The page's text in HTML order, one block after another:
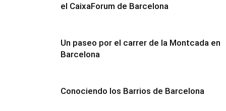
el CaixaForum de Barcelona
Un paseo por el carrer de la Montcada en
Barcelona
Conociendo los Barrios de Barcelona